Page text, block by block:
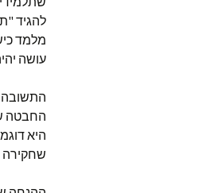
להגיד
מלמד
עושה
התשובה
החבטה
היא
שחקירה